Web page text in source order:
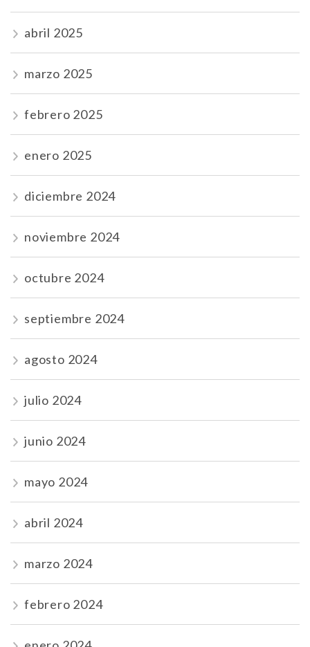
abril 2025
marzo 2025
febrero 2025
enero 2025
diciembre 2024
noviembre 2024
octubre 2024
septiembre 2024
agosto 2024
julio 2024
junio 2024
mayo 2024
abril 2024
marzo 2024
febrero 2024